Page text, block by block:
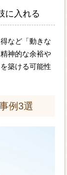
に入れる
など「動きな
神的な余裕や
築ける可能性
例3選